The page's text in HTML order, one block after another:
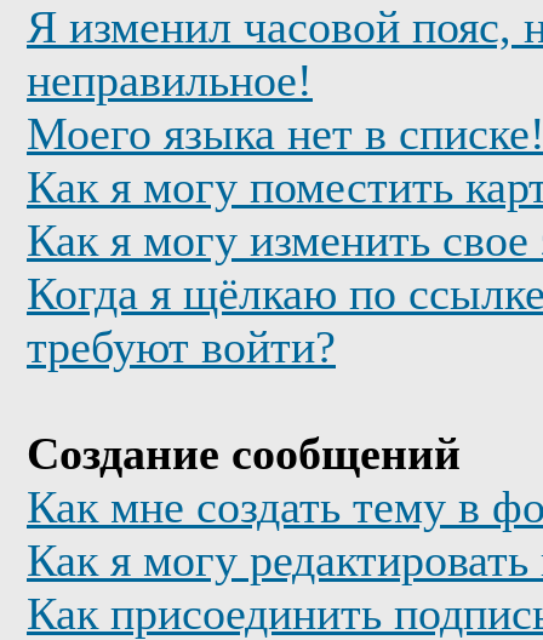
Я изменил часовой пояс,
неправильное!
Моего языка нет в
Как я могу поместить
Как я могу изменить свое
Когда я щёлкаю по
требуют войти?
Создание сообщений
Как мне создать тему в
Как я могу
Как присоединить